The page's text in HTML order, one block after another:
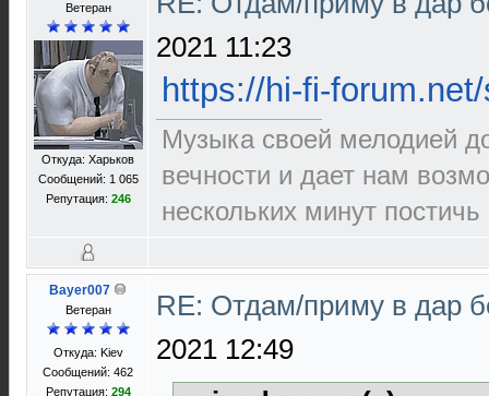
Ветеран
Откуда: Харьков
Сообщений: 1 065
Репутация: 246
2021 11:23
https://hi-fi-
Музыка своей мелодией
вечности и дает нам
нескольких минут
Bayer007
Ветеран
Откуда: Kiev
Сообщений: 462
Репутация: 294
RE: Отдам/приму в дар
2021 12:49